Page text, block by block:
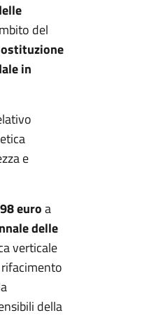
del
in
e
euroa
delle
verticale
della